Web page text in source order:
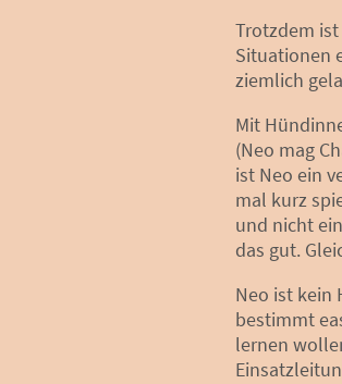
Trotzdem
Situationen
ziemlich
Mit
(Neo mag
ist Neo ein
mal kurz
und nicht
das gut.
Neo ist kein
bestimmt
lernen